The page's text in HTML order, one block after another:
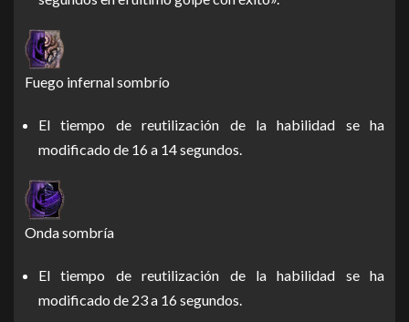
Fuego infernal sombrío
El tiempo de reutilización de la habilidad se ha
modificado de 16 a 14 segundos.
Onda sombría
El tiempo de reutilización de la habilidad se ha
modificado de 23 a 16 segundos.